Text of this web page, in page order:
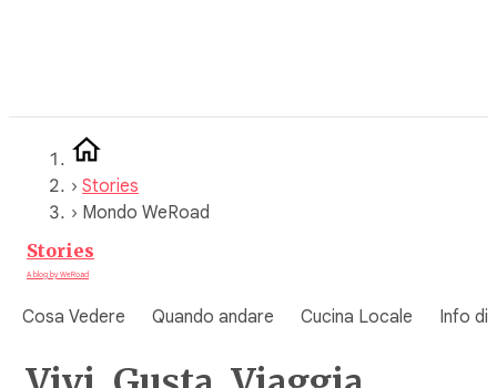
› Stories
› Mondo WeRoad
Stories
A blog by WeRoad
Cosa Vedere Quando andare Cucina Locale Info di